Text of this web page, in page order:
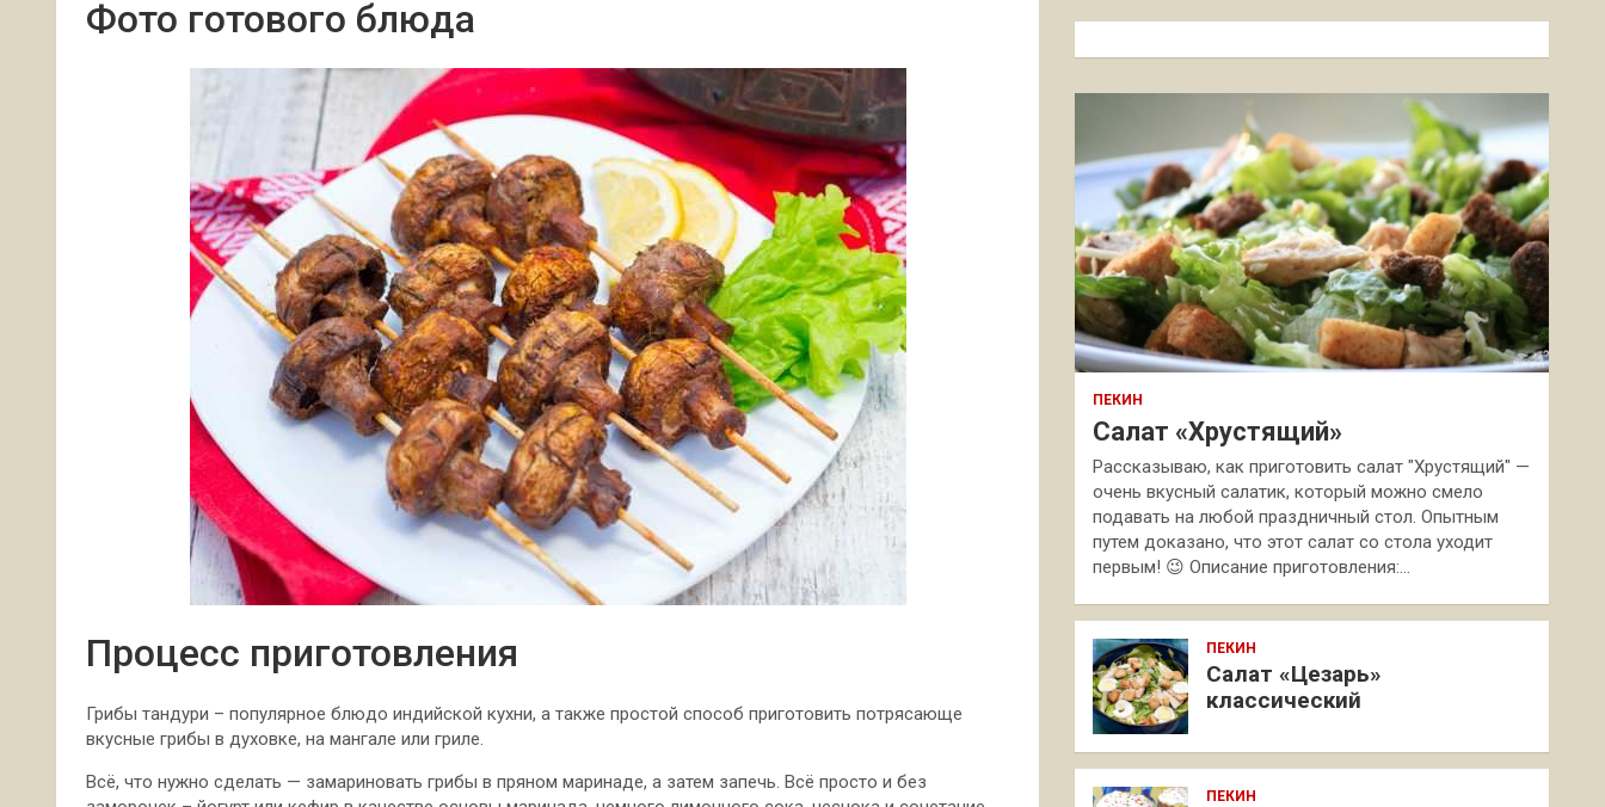
Фото готового блюда
Процесс приготовления
Грибы тандури – популярное блюдо индийской кухни, а также простой способ приготовить потрясающе
вкусные грибы в духовке, на мангале или гриле.
Всё, что нужно сделать — замариновать грибы в пряном маринаде, а затем запечь. Всё просто и без
к
ПЕКИН
Салат «Хрустящий»
Рассказываю, как приготовить салат "Хрустящий" —
очень вкусный салатик, который можно смело
подавать на любой праздничный стол. Опытным
путем доказано, что этот салат со стола уходит
первым! 😉 Описание приготовления:…
ПЕКИН
Салат «Цезарь»
классический
ПЕКИН